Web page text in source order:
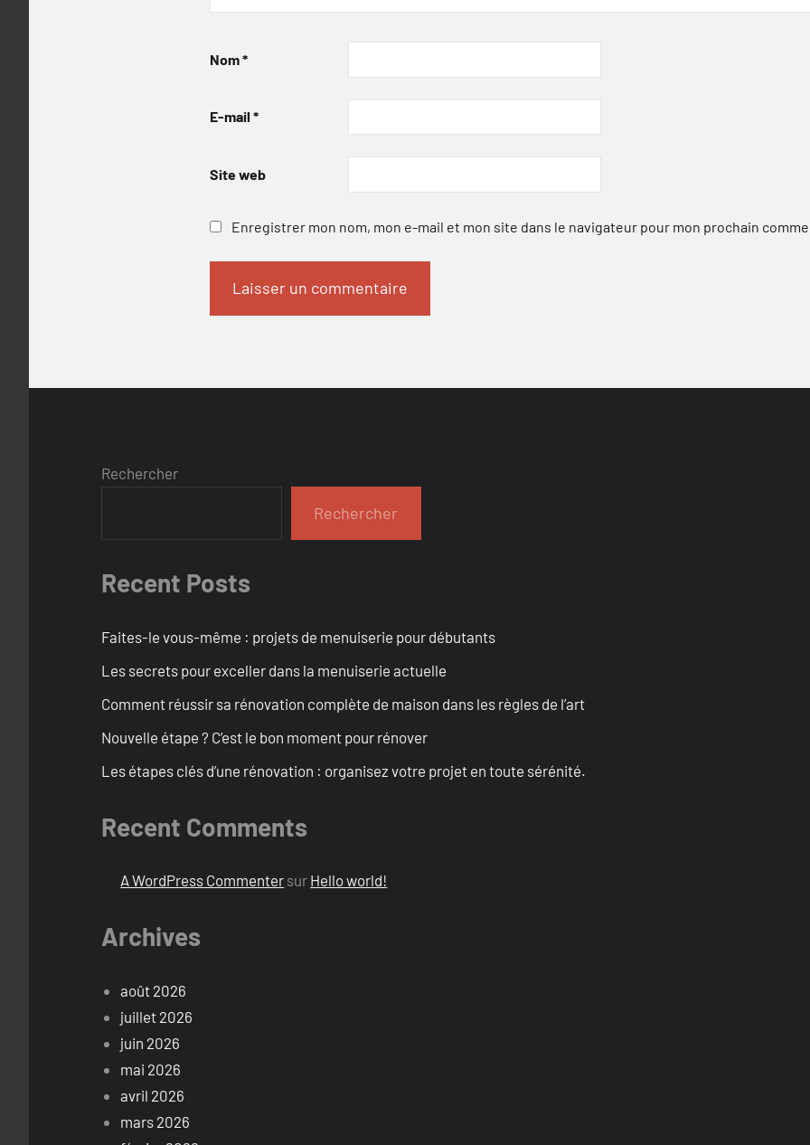
Nom*
E-mail *
Site web
Enregistrer mon nom, mon e-mail et mon site dans le navigateur pour mon prochain
Rechercher
Rechercher
Recent Posts
Faites-le vous-même : projets de menuiserie pour débutants
Les secrets pour exceller dans la menuiserie actuelle
Comment réussir sa rénovation complète de maison dans les règles de l’art
Nouvelle étape ? C’est le bon moment pour rénover
Les étapes clés d’une rénovation : organisez votre projet en toute sérénité.
Recent Comments
A WordPress Commenter sur Hello world!
Archives
août 2026
juillet 2026
juin 2026
mai 2026
avril 2026
mars 2026